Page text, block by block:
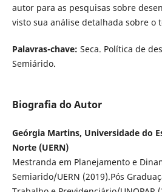
autor para as pesquisas sobre
visto sua análise detalhada sobre o
Palavras-chave: Seca. Política de
Semiárido.
Biografia do Autor
Geórgia Martins, Universidade do
Norte (UERN)
Mestranda em Planejamento e
Semiarido/UERN (2019).Pós